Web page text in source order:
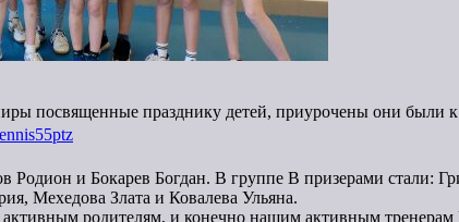
посвященные празднику детей, приурочены они были
и Бокарев Богдан. В группе В призерами стали:
Мехедова Злата и Ковалева Ульяна.
родителям, и конечно нашим активным